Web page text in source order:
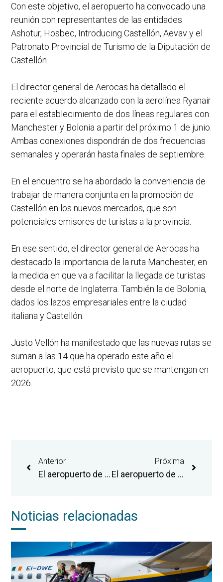
Con este objetivo, el aeropuerto ha convocado una
reunión con representantes de las entidades
Ashotur, Hosbec, Introducing Castellón, Aevav y el
Patronato Provincial de Turismo de la Diputación de
Castellón.
El director general de Aerocas ha detallado el
reciente acuerdo alcanzado con la aerolínea Ryanair
para el establecimiento de dos líneas regulares con
Manchester y Bolonia a partir del próximo 1 de junio.
Ambas conexiones dispondrán de dos frecuencias
semanales y operarán hasta finales de septiembre.
En el encuentro se ha abordado la conveniencia de
trabajar de manera conjunta en la promoción de
Castellón en los nuevos mercados, que son
potenciales emisores de turistas a la provincia.
En ese sentido, el director general de Aerocas ha
destacado la importancia de la ruta Manchester, en
la medida en que va a facilitar la llegada de turistas
desde el norte de Inglaterra. También la de Bolonia,
dados los lazos empresariales entre la ciudad
italiana y Castellón.
Justo Vellón ha manifestado que las nuevas rutas se
suman a las 14 que ha operado este año el
aeropuerto, que está previsto que se mantengan en
2026.
Anterior
El aeropuerto de Castellón pone el foco en la innovación en el ámbito aeronáutico y espacial en la quinta edición del ‘Business Forum’
Próxima
El aeropuerto de Castellón alcanza el objetivo anual de los 300.000 pasajeros y programa en 2026 la mayor oferta de rutas de su trayectoria
Noticias relacionadas